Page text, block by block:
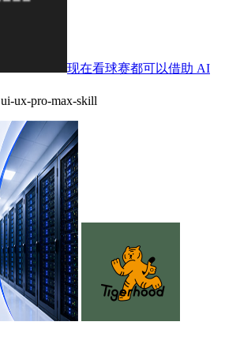
现在看球赛都可以借助 AI
ui-ux-pro-max-skill